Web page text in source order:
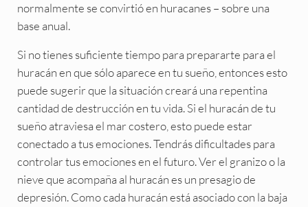
normalmente se convirtió en huracanes – sobre una
base anual.
Si no tienes suficiente tiempo para prepararte para el
huracán en que sólo aparece en tu sueño, entonces esto
puede sugerir que la situación creará una repentina
cantidad de destrucción en tu vida. Si el huracán de tu
sueño atraviesa el mar costero, esto puede estar
conectado a tus emociones. Tendrás dificultades para
controlar tus emociones en el futuro. Ver el granizo o la
nieve que acompaña al huracán es un presagio de
depresión. Como cada huracán está asociado con la baja